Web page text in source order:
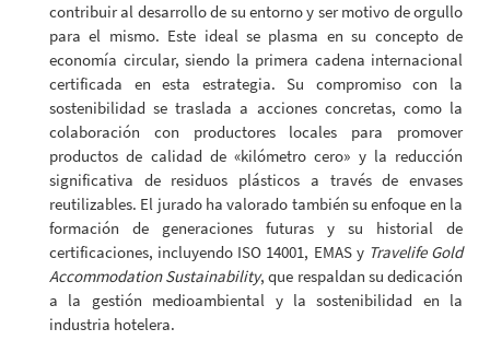
contribuir al desarrollo de su entorno y ser motivo de orgullo
para el mismo. Este ideal se plasma en su concepto de
economía circular, siendo la primera cadena internacional
certificada en esta estrategia. Su compromiso con la
sostenibilidad se traslada a acciones concretas, como la
colaboración con productores locales para promover
productos de calidad de «kilómetro cero» y la reducción
significativa de residuos plásticos a través de envases
reutilizables. El jurado ha valorado también su enfoque en la
formación de generaciones futuras y su historial de
certificaciones, incluyendo ISO 14001, EMAS y Travelife Gold
Accommodation Sustainability, que respaldan su dedicación
a la gestión medioambiental y la sostenibilidad en la
industria hotelera.